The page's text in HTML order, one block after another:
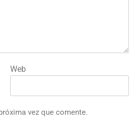
Web
vez que comente.